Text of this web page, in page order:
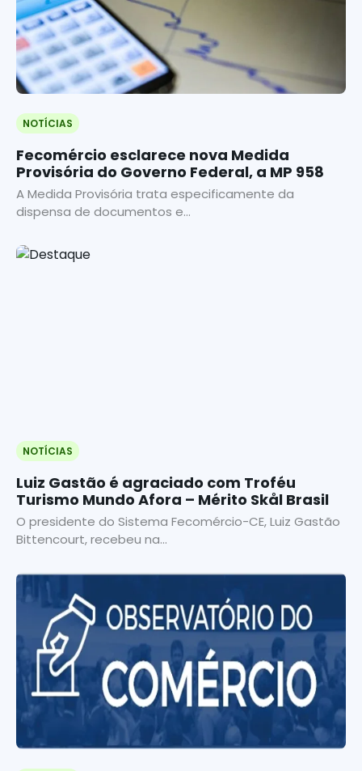
NOTÍCIAS
Fecomércio esclarece nova Medida
Provisória do Governo Federal, a MP 958
A Medida Provisória trata especificamente da
dispensa de documentos e...
NOTÍCIAS
Luiz Gastão é agraciado com Troféu
Turismo Mundo Afora – Mérito Skål Brasil
O presidente do Sistema Fecomércio-CE, Luiz Gastão
Bittencourt, recebeu na...